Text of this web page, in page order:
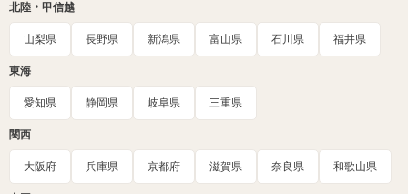
北陸・甲信越
山梨県 長野県 新潟県 富山県 石川県 福井県
東海
愛知県 静岡県 岐阜県 三重県
関西
大阪府 兵庫県 京都府 滋賀県 奈良県 和歌山県